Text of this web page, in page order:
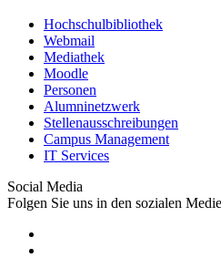
Hochschulbibliothek
Webmail
Mediathek
Moodle
Personen
Alumninetzwerk
Stellenausschreibungen
Campus Management
IT Services
Social Media
Folgen Sie uns in den sozialen